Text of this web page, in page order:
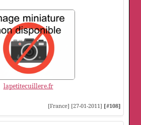
lapetitecuillere.fr
[France] [27-01-2011] [#108]